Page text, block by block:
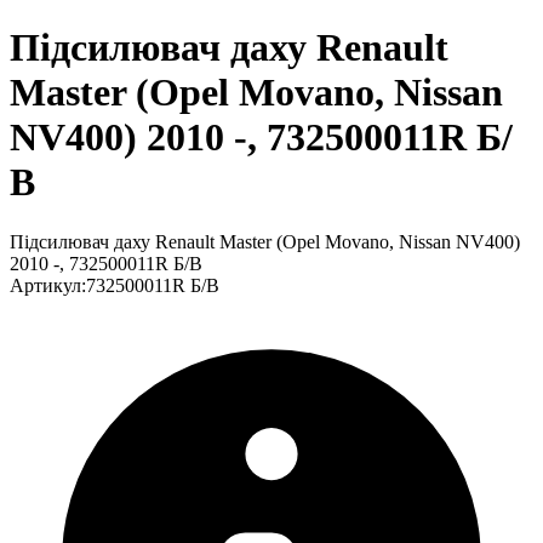
Підсилювач даху Renault
Master (Opel Movano, Nissan
NV400) 2010 -, 732500011R Б/
В
Підсилювач даху Renault Master (Opel Movano, Nissan NV400)
2010 -, 732500011R Б/В
Артикул:732500011R Б/В